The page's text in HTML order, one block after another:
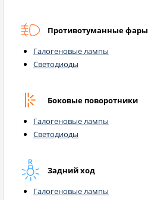
Противотуманные фары
Галогеновые лампы
Светодиоды
Боковые поворотники
Галогеновые лампы
Светодиоды
Задний ход
Галогеновые лампы